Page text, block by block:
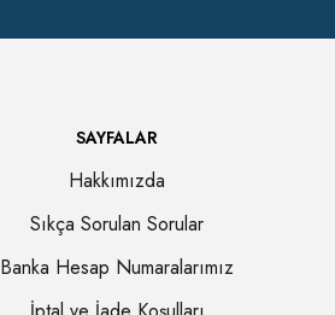
SAYFALAR
Hakkımızda
Sıkça Sorulan Sorular
Banka Hesap Numaralarımız